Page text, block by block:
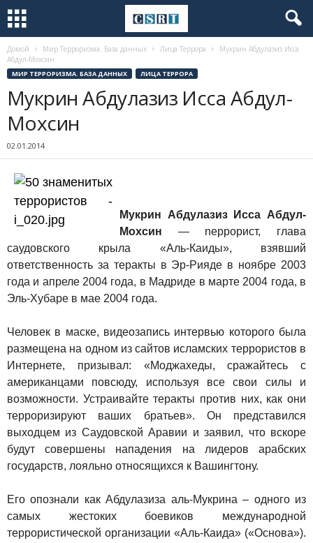
Домой Мир Терроризма. База данных Лица Террора
Мукрин Абдулазиз Исса
Абдул-Мохсин
МИР ТЕРРОРИЗМА. БАЗА ДАННЫХ ЛИЦА ТЕРРОРА
Мукрин Абдулазиз Исса Абдул-
Мохсин
02.01.2014
Мукрин Абдулазиз Исса Абдул-
Мохсин — nеррорист, глава
саудовского крыла «Аль-Каиды», взявший
ответственность за теракты в Эр-Рияде в ноябре 2003
года и апреле 2004 года, в Мадриде в марте 2004 года, в
Эль-Хубаре в мае 2004 года.
Человек в маске, видеозапись интервью которого была
размещена на одном из сайтов исламских террористов в
Интернете, призывал: «Моджахеды, сражайтесь с
американцами повсюду, используя все свои силы и
возможности. Устраивайте теракты против них, как они
терроризируют ваших братьев». Он представился
выходцем из Саудовской Аравии и заявил, что вскоре
будут совершены нападения на лидеров арабских
государств, лояльно относящихся к Вашингтону.
Его опознали как Абдулазиза аль-Мукрина – одного из
самых жестоких боевиков международной
террористической организации «Аль-Каида» («Основа»).